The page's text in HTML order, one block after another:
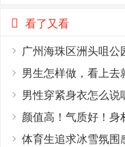
看了又看
广州海珠区洲头咀
男生怎样做，看上去
男性穿紧身衣怎么说
这4个条件
颜值高！气质好！
体育生追求冰雪氛围